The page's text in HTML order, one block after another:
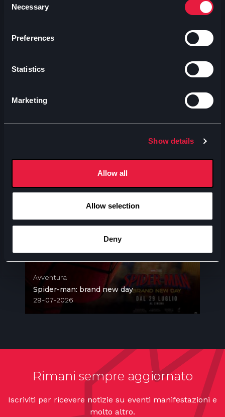
Selection
Necessary
Preferences
Statistics
Marketing
Show details
Allow all
Allow selection
Deny
Ti consigliamo
Avventura
Spider-man: brand new day
29-07-2026
Rimani sempre aggiornato
Iscriviti per ricevere notizie su eventi manifestazioni e
molto altro.